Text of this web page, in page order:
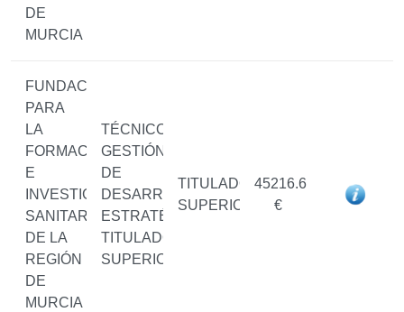
DE
MURCIA
FUNDACIÓN
PARA
LA
FORMACIÓN
E
INVESTIGACIÓN
SANITARIAS
DE LA
REGIÓN
DE
MURCIA
TÉCNICO/A
GESTIÓN
DE
DESARROLLOS
ESTRATÉGICOS/
TITULADO/A
SUPERIOR
TITULADO/A
SUPERIOR
45216.6
€